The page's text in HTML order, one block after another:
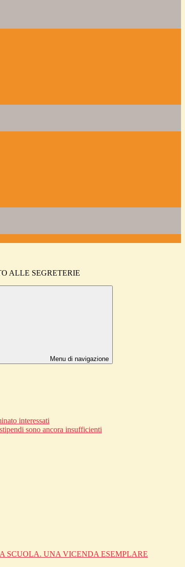
ALLE SEGRETERIE
Menu di navigazione
interessati
sono ancora insufficienti
SCUOLA. UNA VICENDA ESEMPLARE